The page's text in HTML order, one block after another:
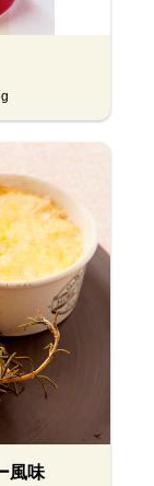
風味